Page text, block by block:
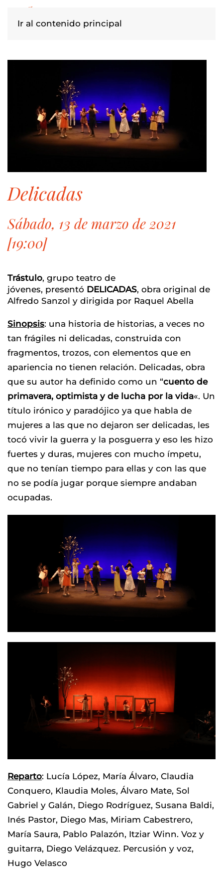
Ir al contenido principal
delicadas
Sábado, 13 de marzo de 2021
[19:00]
Trástulo, grupo teatro de
jóvenes, presentó DELICADAS, obra original de
Alfredo Sanzol y dirigida por Raquel Abella
Sinopsis: una historia de historias, a veces no
tan frágiles ni delicadas, construida con
fragmentos, trozos, con elementos que en
apariencia no tienen relación. Delicadas, obra
que su autor ha definido como un “cuento de
primavera, optimista y de lucha por la vida«. Un
título irónico y paradójico ya que habla de
mujeres a las que no dejaron ser delicadas, les
tocó vivir la guerra y la posguerra y eso les hizo
fuertes y duras, mujeres con mucho ímpetu,
que no tenían tiempo para ellas y con las que
no se podía jugar porque siempre andaban
ocupadas.
Reparto: Lucía López, María Álvaro, Claudia
Conquero, Klaudia Moles, Álvaro Mate, Sol
Gabriel y Galán, Diego Rodríguez, Susana Baldi,
Inés Pastor, Diego Mas, Miriam Cabestrero,
María Saura, Pablo Palazón, Itziar Winn. Voz y
guitarra, Diego Velázquez. Percusión y voz,
Hugo Velasco